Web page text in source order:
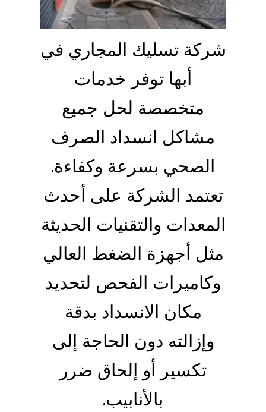
شركة تسليك المجاري في
أبها توفر خدمات
متخصصة لحل جميع
مشاكل انسداد الصرف
الصحي بسرعة وكفاءة.
تعتمد الشركة على أحدث
المعدات والتقنيات الحديثة
مثل أجهزة الضغط العالي
وكاميرات الفحص لتحديد
مكان الانسداد بدقة
وإزالته دون الحاجة إلى
تكسير أو إلحاق ضرر
بالأنابيب.